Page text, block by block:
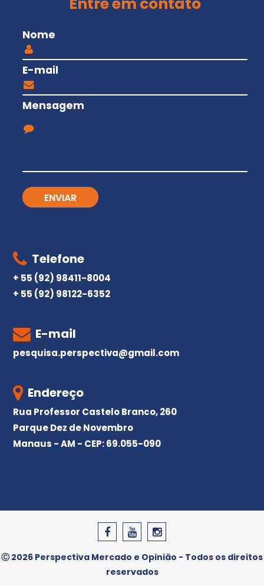
Nome
E-mail
Mensagem
Telefone
+ 55 (92) 98411-8004
+ 55 (92) 98122-6352
E-mail
pesquisa.perspectiva@gmail.com
Endereço
Rua Professor Castelo Branco, 260
Parque Dez de Novembro
Manaus - AM - CEP: 69.055-090
Ⓒ 2026 Perspectiva Mercado e Opinião - Todos os direitos
reservados